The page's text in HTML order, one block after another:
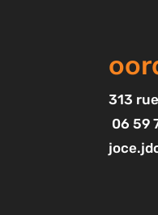
313
06 59